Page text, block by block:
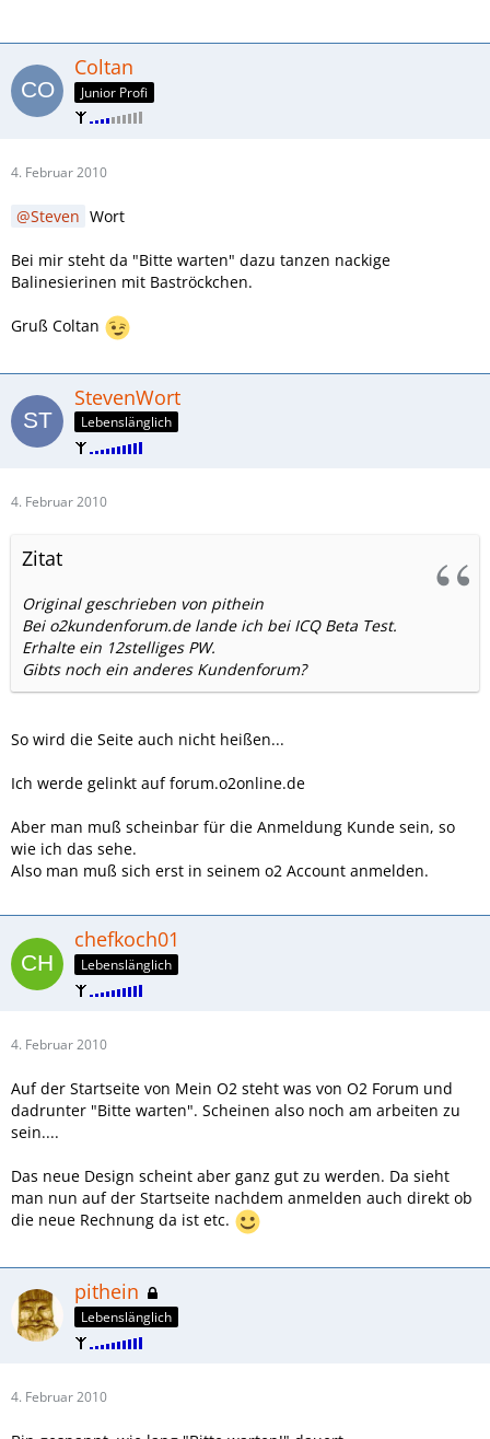
Coltan
Junior Profi
4. Februar 2010
Steven Wort
Bei mir steht da "Bitte warten" dazu tanzen nackige
Balinesierinen mit Baströckchen.
Gruß Coltan
StevenWort
Lebenslänglich
4. Februar 2010
Zitat
Original geschrieben von pithein
Bei o2kundenforum.de lande ich bei ICQ Beta Test.
Erhalte ein 12stelliges PW.
Gibts noch ein anderes Kundenforum?
So wird die Seite auch nicht heißen...
Ich werde gelinkt auf forum.o2online.de
Aber man muß scheinbar für die Anmeldung Kunde sein, so
wie ich das sehe.
Also man muß sich erst in seinem o2 Account anmelden.
chefkoch01
Lebenslänglich
4. Februar 2010
Auf der Startseite von Mein O2 steht was von O2 Forum und
dadrunter "Bitte warten". Scheinen also noch am arbeiten zu
sein....
Das neue Design scheint aber ganz gut zu werden. Da sieht
man nun auf der Startseite nachdem anmelden auch direkt ob
die neue Rechnung da ist etc.
pithein
Lebenslänglich
4. Februar 2010